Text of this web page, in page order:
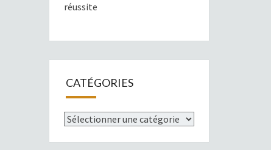
réussite
CATÉGORIES
Catégories